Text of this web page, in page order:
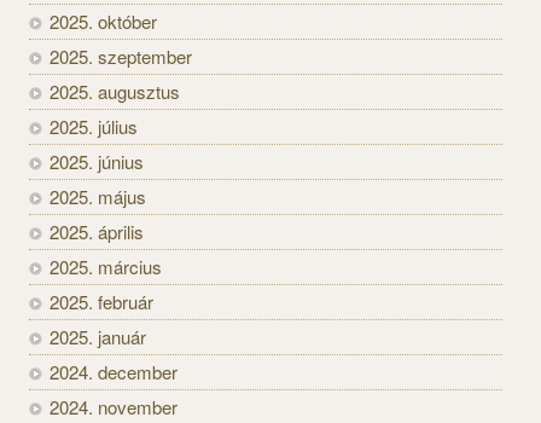
2025. október
2025. szeptember
2025. augusztus
2025. július
2025. június
2025. május
2025. április
2025. március
2025. február
2025. január
2024. december
2024. november